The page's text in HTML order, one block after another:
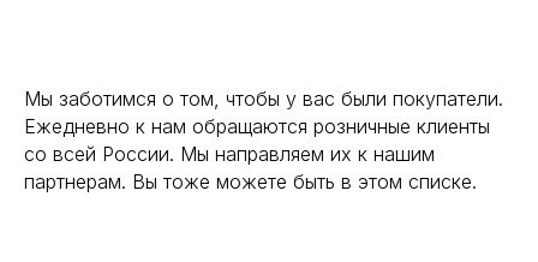
Мы заботимся о том, чтобы у вас были покупатели.
Ежедневно к нам обращаются розничные клиенты
со всей России. Мы направляем их к нашим
партнерам. Вы тоже можете быть в этом списке.